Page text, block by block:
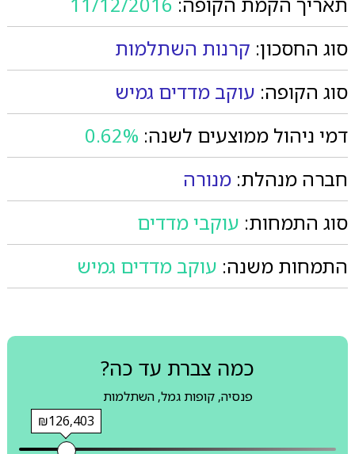
סוג החסכון: קרנות השתלמות
סוג הקופה: עוקב מדדים גמיש
דמי ניהול ממוצעים לשנה: 0.62%
חברה מנהלת: מנורה
סוג התמחות: עוקבי מדדים
התמחות משנה: עוקב מדדים גמיש
כמה צברת עד כה?
פנסיה, קופות גמל, השתלמות
₪126,403